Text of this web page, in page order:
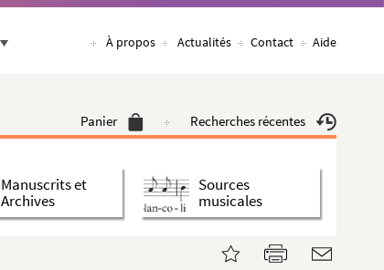
À propos Actualités Contact Aide
Panier Recherches récentes
Manuscrits et
Archives
Sources
musicales